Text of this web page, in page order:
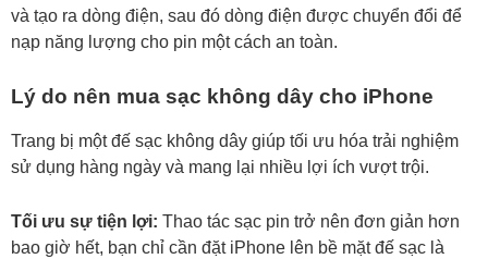
và tạo ra dòng điện, sau đó dòng điện được chuyển đổi để
nạp năng lượng cho pin một cách an toàn.
Lý do nên mua sạc không dây cho iPhone
Trang bị một đế sạc không dây giúp tối ưu hóa trải nghiệm
sử dụng hàng ngày và mang lại nhiều lợi ích vượt trội.
Tối ưu sự tiện lợi: Thao tác sạc pin trở nên đơn giản hơn
bao giờ hết, bạn chỉ cần đặt iPhone lên bề mặt đế sạc là